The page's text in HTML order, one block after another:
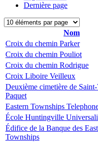
Dernière page
Nom
Croix du chemin Parker
Croix du chemin Pouliot
Croix du chemin Rodrigue
Croix Liboire Veilleux
Deuxième cimetière de
Paquet
Eastern Townships
École Huntingville
Édifice de la Banque des
Townships